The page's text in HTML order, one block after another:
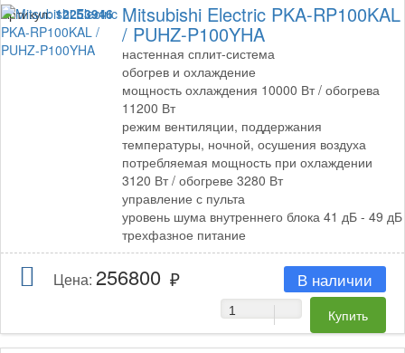
Артикул:12253946 Mitsubishi Electric PKA-RP100KAL
/ PUHZ-P100YHA
настенная сплит-система
обогрев и охлаждение
мощность охлаждения 10000 Вт / обогрева
11200 Вт
режим вентиляции, поддержания
температуры, ночной, осушения воздуха
потребляемая мощность при охлаждении
3120 Вт / обогреве 3280 Вт
управление с пульта
уровень шума внутреннего блока 41 дБ - 49 дБ
трехфазное питание
Цена: 256800 В наличии